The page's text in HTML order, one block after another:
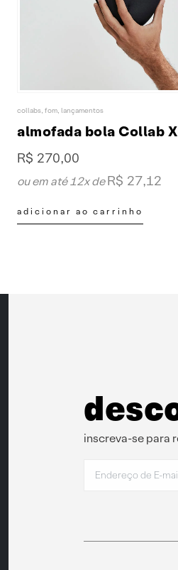
collabs, fom, lançamentos
R$ 270,00
ou em até 12x deR$ 27,12
adicionar ao carrinho
inscreva-se para